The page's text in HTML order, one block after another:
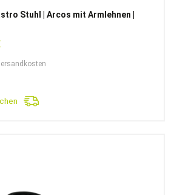
Stuhl | Arcos mit Armlehnen |